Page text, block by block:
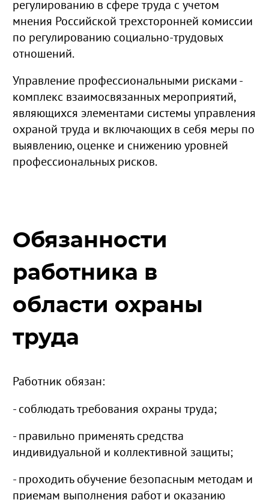
регулированию в сфере труда с учетом
мнения Российской трехсторонней комиссии
по регулированию социально-трудовых
отношений.
Управление профессиональными рисками -
комплекс взаимосвязанных мероприятий,
являющихся элементами системы управления
охраной труда и включающих в себя меры по
выявлению, оценке и снижению уровней
профессиональных рисков.
Обязанности
работника в
области охраны
труда
Работник обязан:
- соблюдать требования охраны труда;
- правильно применять средства
индивидуальной и коллективной защиты;
- проходить обучение безопасным методам и
приемам выполнения работ и оказанию